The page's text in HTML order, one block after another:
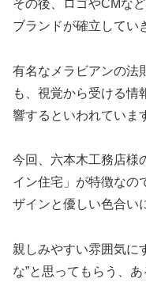
その後、ロゴやCMな
ブランドが確立してい
有名なメラビアンの法
も、視覚から受ける情
響するといわれていま
今回、六本木工務店様
イン住宅」が特徴なの
ザインと優しい色合い
親しみやすい雰囲気に
な”と思ってもらう、